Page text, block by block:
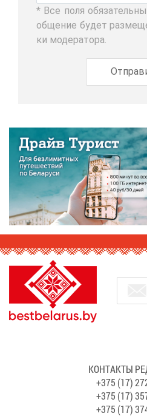
* Все по­ля
об­ще­ние бу­дет
ки мо­де­ра­то­ра.
КОН­ТАК­ТЫ
+375 (17)
+375 (17)
+375 (17)